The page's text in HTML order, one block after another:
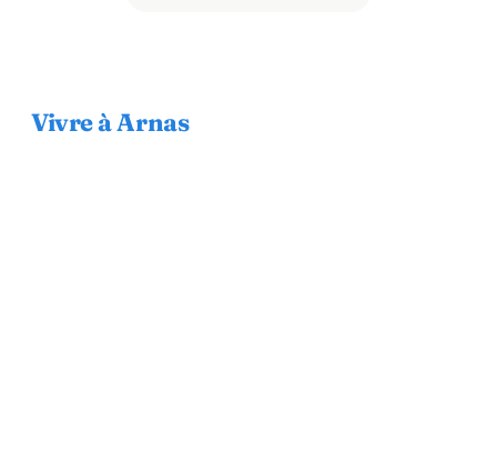
Vivre à Arnas